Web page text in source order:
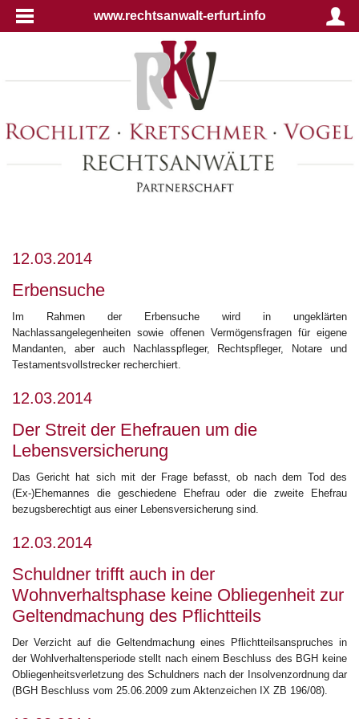
www.rechtsanwalt-erfurt.info
12.03.2014
Erbensuche
Im Rahmen der Erbensuche wird in ungeklärten
Nachlassangelegenheiten sowie offenen Vermögensfragen für eigene
Mandanten, aber auch Nachlasspfleger, Rechtspfleger, Notare und
Testamentsvollstrecker recherchiert.
12.03.2014
Der Streit der Ehefrauen um die
Lebensversicherung
Das Gericht hat sich mit der Frage befasst, ob nach dem Tod des
(Ex-)Ehemannes die geschiedene Ehefrau oder die zweite Ehefrau
bezugsberechtigt aus einer Lebensversicherung sind.
12.03.2014
Schuldner trifft auch in der
Wohnverhaltsphase keine Obliegenheit zur
Geltendmachung des Pflichtteils
Der Verzicht auf die Geltendmachung eines Pflichtteilsanspruches in
der Wohlverhaltensperiode stellt nach einem Beschluss des BGH keine
Obliegenheitsverletzung des Schuldners nach der Insolvenzordnung dar
(BGH Beschluss vom 25.06.2009 zum Aktenzeichen IX ZB 196/08).